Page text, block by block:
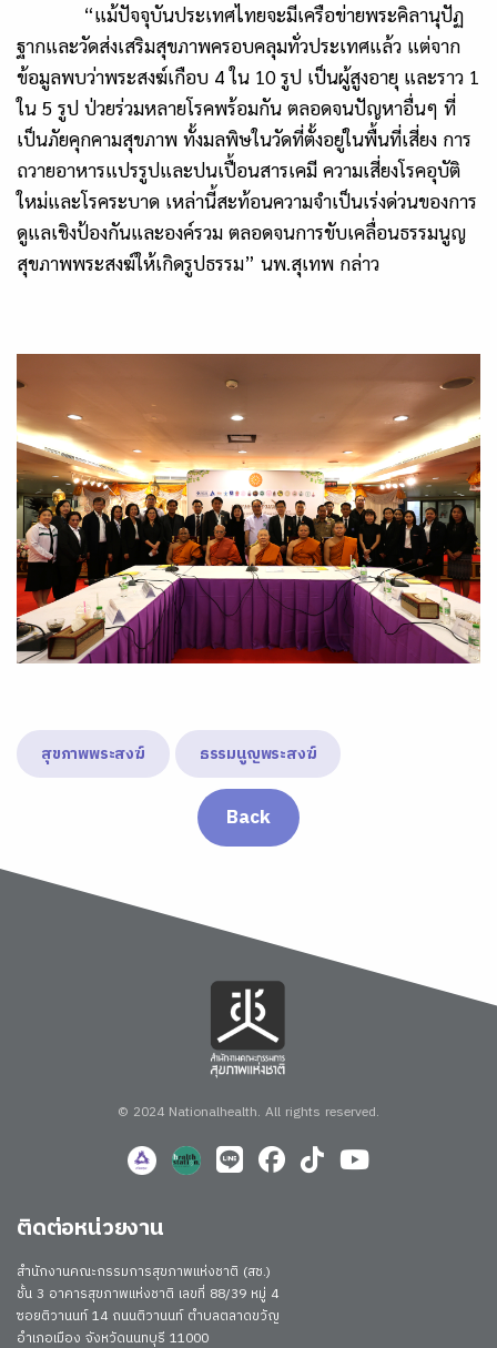
“แม้ปัจจุบันประเทศไทยจะมีเครือข่ายพระคิลานุปัฏ
ฐากและวัดส่งเสริมสุขภาพครอบคลุมทั่วประเทศแล้ว แต่จาก
ข้อมูลพบว่าพระสงฆ์เกือบ 4 ใน 10 รูป เป็นผู้สูงอายุ และราว 1
ใน 5 รูป ป่วยร่วมหลายโรคพร้อมกัน ตลอดจนปัญหาอื่นๆ ที่
เป็นภัยคุกคามสุขภาพ ทั้งมลพิษในวัดที่ตั้งอยู่ในพื้นที่เสี่ยง การ
ถวายอาหารแปรรูปและปนเปื้อนสารเคมี ความเสี่ยงโรคอุบัติ
ใหม่และโรคระบาด เหล่านี้สะท้อนความจำเป็นเร่งด่วนของการ
ดูแลเชิงป้องกันและองค์รวม ตลอดจนการขับเคลื่อนธรรมนูญ
สุขภาพพระสงฆ์ให้เกิดรูปธรรม” นพ.สุเทพ กล่าว
สุขภาพพระสงฆ์ ธรรมนูญพระสงฆ์
Back
© 2024 Nationalhealth. All rights reserved.
ติดต่อหน่วยงาน
สำนักงานคณะกรรมการสุขภาพแห่งชาติ (สช.)
ชั้น 3 อาคารสุขภาพแห่งชาติ เลขที่ 88/39 หมู่ 4
ซอยติวานนท์ 14 ถนนติวานนท์ ตำบลตลาดขวัญ
อำเภอเมือง จังหวัดนนทบุรี 11000